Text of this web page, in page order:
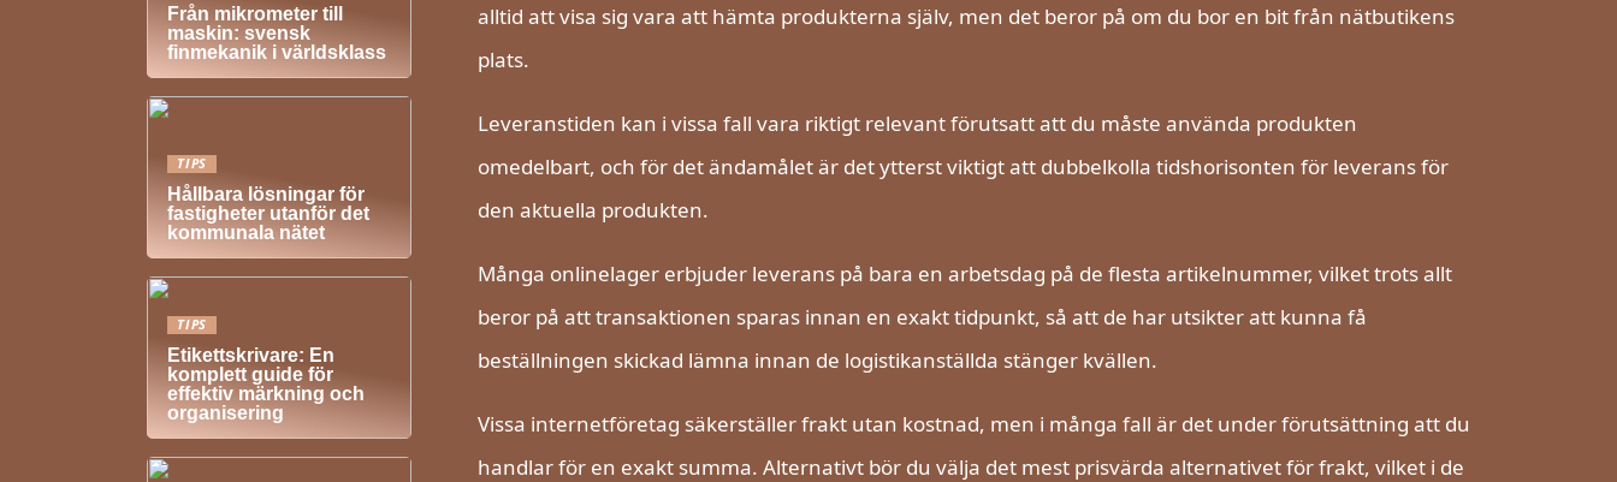
alltid att visa sig vara att hämta produkterna själv, men det beror på om du bor en bit från nätbutikens
plats.
Leveranstiden kan i vissa fall vara riktigt relevant förutsatt att du måste använda produkten
omedelbart, och för det ändamålet är det ytterst viktigt att dubbelkolla tidshorisonten för leverans för
den aktuella produkten.
Många onlinelager erbjuder leverans på bara en arbetsdag på de flesta artikelnummer, vilket trots allt
beror på att transaktionen sparas innan en exakt tidpunkt, så att de har utsikter att kunna få
beställningen skickad lämna innan de logistikanställda stänger kvällen.
Vissa internetföretag säkerställer frakt utan kostnad, men i många fall är det under förutsättning att du
handlar för en exakt summa. Alternativt bör du välja det mest prisvärda alternativet för frakt, vilket i de
Från mikrometer till
maskin: svensk
finmekanik i världsklass
TIPS
Hållbara lösningar för
fastigheter utanför det
kommunala nätet
TIPS
Etikettskrivare: En
komplett guide för
effektiv märkning och
organisering